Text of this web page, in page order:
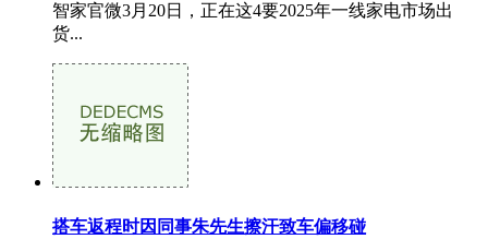
智家官微3月20日，正在这4要2025年一线家电市场出
货...
搭车返程时因同事朱先生擦汗致车偏移碰